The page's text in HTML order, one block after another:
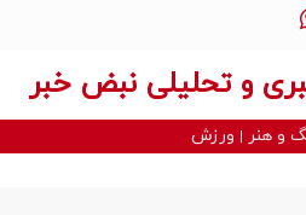
و تحلیلی نبض خبر
و هنر ورزش